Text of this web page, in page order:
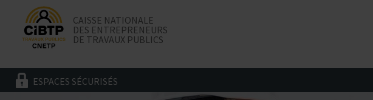
CAISSE NATIONALE
DES ENTREPRENEURS
DE TRAVAUX PUBLICS
ESPACES SÉCURISÉS